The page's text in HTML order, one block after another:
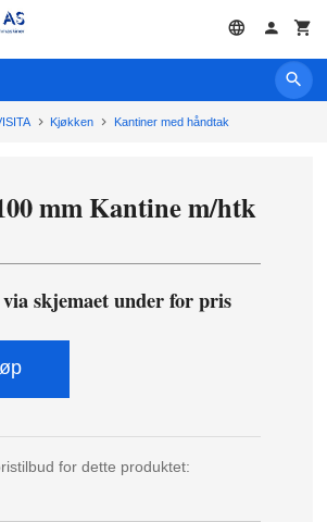
Kjøkken Kantiner med håndtak
mm Kantine m/htk
skjemaet under for pris
for dette produktet: